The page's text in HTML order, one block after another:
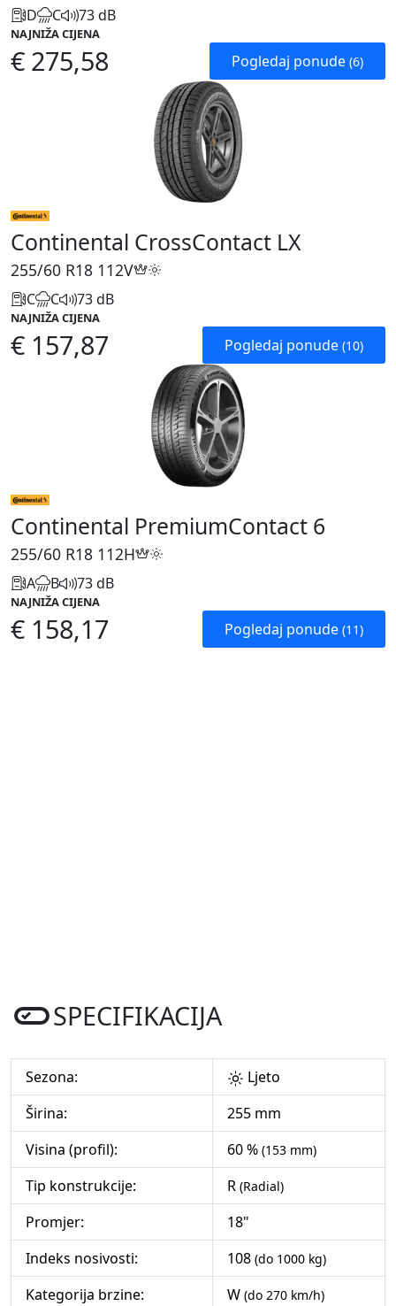
D C 73 dB
NAJNIŽA CIJENA
€ 275,58 Pogledaj ponude (6)
Continental CrossContact LX
255/60 R18 112V
C C 73 dB
NAJNIŽA CIJENA
€ 157,87 Pogledaj ponude (10)
Continental PremiumContact 6
255/60 R18 112H
A B 73 dB
NAJNIŽA CIJENA
€ 158,17 Pogledaj ponude (11)
SPECIFIKACIJA
Sezona:
Ljeto
Širina:
255 mm
Visina (profil):
60 % (153 mm)
Tip konstrukcije: R (Radial)
Promjer:
18"
Indeks nosivosti:
108 (do 1000 kg)
Kategorija brzine: W (do 270 km/h)